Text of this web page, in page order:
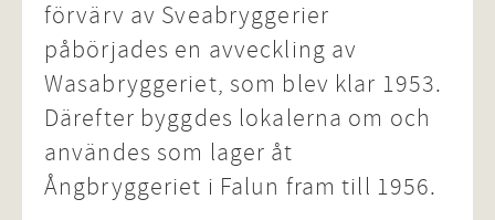
förvärv av Sveabryggerier
påbörjades en avveckling av
Wasabryggeriet, som blev klar 1953.
Därefter byggdes lokalerna om och
användes som lager åt
Ångbryggeriet i Falun fram till 1956.